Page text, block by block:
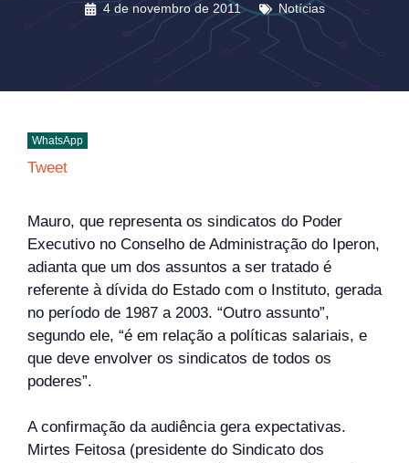
4 de novembro de 2011 Notícias
WhatsApp
Tweet
Mauro, que representa os sindicatos do Poder
Executivo no Conselho de Administração do Iperon,
adianta que um dos assuntos a ser tratado é
referente à dívida do Estado com o Instituto, gerada
no período de 1987 a 2003. “Outro assunto”,
segundo ele, “é em relação a políticas salariais, e
que deve envolver os sindicatos de todos os
poderes”.
A confirmação da audiência gera expectativas.
Mirtes Feitosa (presidente do Sindicato dos